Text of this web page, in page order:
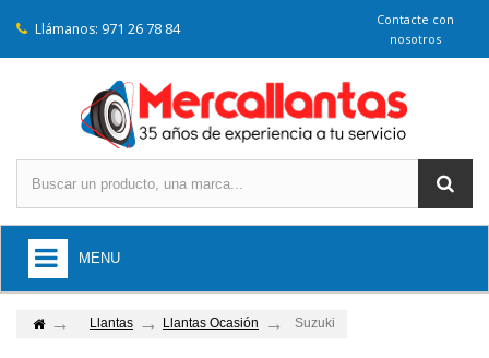
Contacte con
nosotros
Llámanos: 971 26 78 84
MENU
Llantas Llantas Ocasión Suzuki